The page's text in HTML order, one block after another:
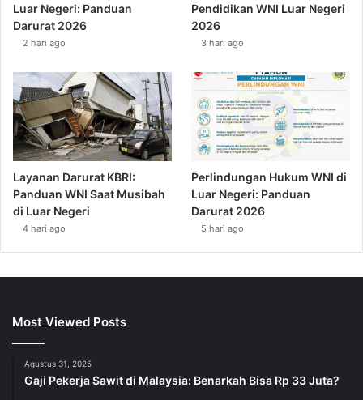
Luar Negeri: Panduan
Darurat 2026
2 hari ago
Pendidikan WNI Luar Negeri
2026
3 hari ago
Layanan Darurat KBRI:
Panduan WNI Saat Musibah
di Luar Negeri
4 hari ago
Perlindungan Hukum WNI di
Luar Negeri: Panduan
Darurat 2026
5 hari ago
Most Viewed Posts
Agustus 31, 2025
Gaji Pekerja Sawit di Malaysia: Benarkah Bisa Rp 33 Juta?